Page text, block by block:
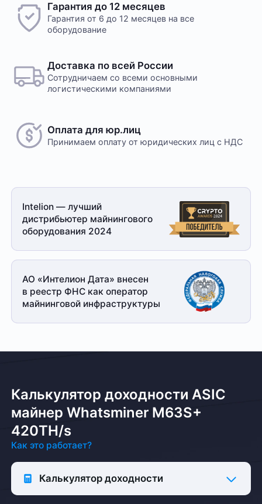
Гарантия до 12 месяцев
Гарантия от 6 до 12 месяцев на все
оборудование
Доставка по всей России
Сотрудничаем со всеми основными
логистическими компаниями
Оплата для юр.лиц
Принимаем оплату от юридических лиц с НДС
Intelion — лучший
дистрибьютер майнингового
оборудования 2024
АО «Интелион Дата» внесен
в реестр ФНС как оператор
майнинговой инфраструктуры
Калькулятор доходности ASIC
майнер Whatsminer M63S+
420TH/s
Как это работает?
Калькулятор доходности